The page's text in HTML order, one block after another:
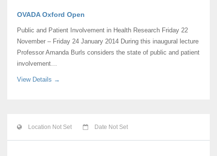
OVADA Oxford Open
Public and Patient Involvement in Health Research Friday 22
November – Friday 24 January 2014 During this inaugural lecture
Professor Amanda Burls considers the state of public and patient
involvement…
View Details →
Location Not Set Date Not Set